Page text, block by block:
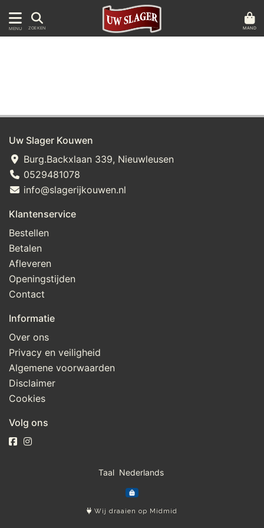
MENU ZOEKEN MAND
Uw Slager Kouwen
Burg.Backxlaan 339, Nieuwleusen
0529481078
info@slagerijkouwen.nl
Klantenservice
Bestellen
Betalen
Afleveren
Openingstijden
Contact
Informatie
Over ons
Privacy en veiligheid
Algemene voorwaarden
Disclaimer
Cookies
Volg ons
Taal
Wij draaien op Midmid